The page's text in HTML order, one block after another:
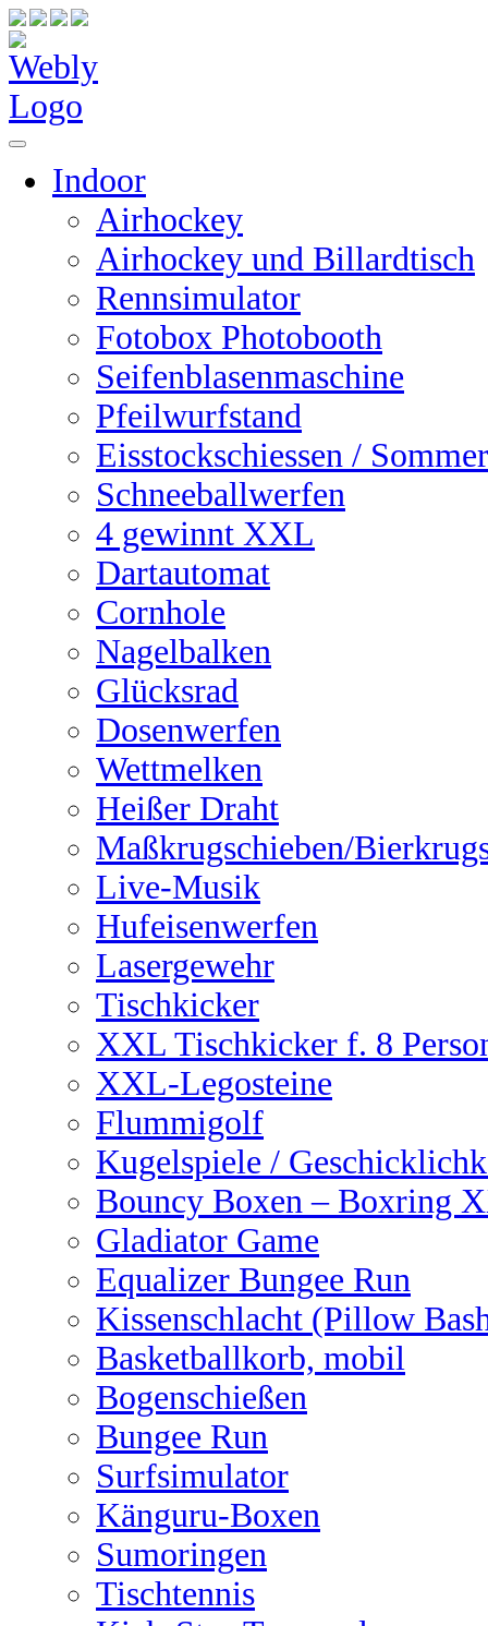
Indoor
Airhockey
Airhockey und Billardtisch
Rennsimulator
Fotobox Photobooth
Seifenblasenmaschine
Pfeilwurfstand
Eisstockschiessen /
Schneeballwerfen
4 gewinnt XXL
Dartautomat
Cornhole
Nagelbalken
Glücksrad
Dosenwerfen
Wettmelken
Heißer Draht
Maßkrugschieben/
Live-Musik
Hufeisenwerfen
Lasergewehr
Tischkicker
XXL Tischkicker f. 8
XXL-Legosteine
Flummigolf
Kugelspiele /
Bouncy Boxen – Boxring
Gladiator Game
Equalizer Bungee Run
Kissenschlacht (Pillow
Basketballkorb, mobil
Bogenschießen
Bungee Run
Surfsimulator
Känguru-Boxen
Sumoringen
Tischtennis